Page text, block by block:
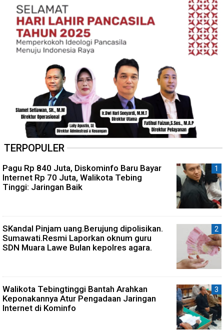
TERPOPULER
Pagu Rp 840 Juta, Diskominfo Baru Bayar
Internet Rp 70 Juta, Walikota Tebing
Tinggi: Jaringan Baik
SKandal Pinjam uang.Berujung dipolisikan.
Sumawati.Resmi Laporkan oknum guru
SDN Muara Lawe Bulan kepolres agara.
Walikota Tebingtinggi Bantah Arahkan
Keponakannya Atur Pengadaan Jaringan
Internet di Kominfo